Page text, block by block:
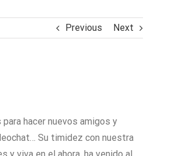
Previous Next
hacer nuevos amigos y
Su timidez con nuestra